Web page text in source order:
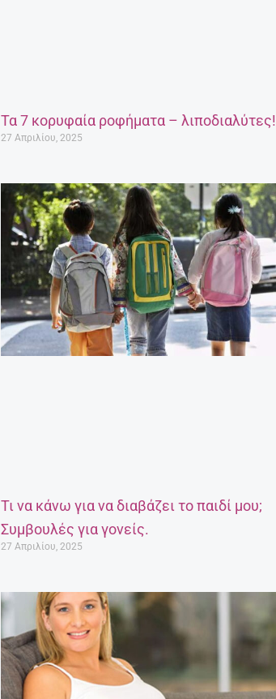
Τα 7 κορυφαία ροφήματα – λιποδιαλύτες!
27 Απριλίου, 2025
Τι να κάνω για να διαβάζει το παιδί μου;
Συμβουλές για γονείς.
27 Απριλίου, 2025